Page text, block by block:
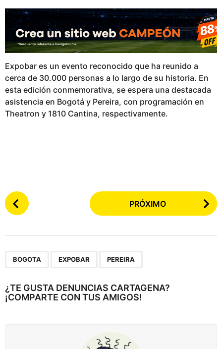
Expobar es un evento reconocido que ha reunido a
cerca de 30.000 personas a lo largo de su historia. En
esta edición conmemorativa, se espera una destacada
asistencia en Bogotá y Pereira, con programación en
Theatron y 1810 Cantina, respectivamente.
P
o
p
a
PRÓXIMO
BOGOTA EXPOBAR PEREIRA
¿TE GUSTA DENUNCIAS CARTAGENA?
¡COMPARTE CON TUS AMIGOS!